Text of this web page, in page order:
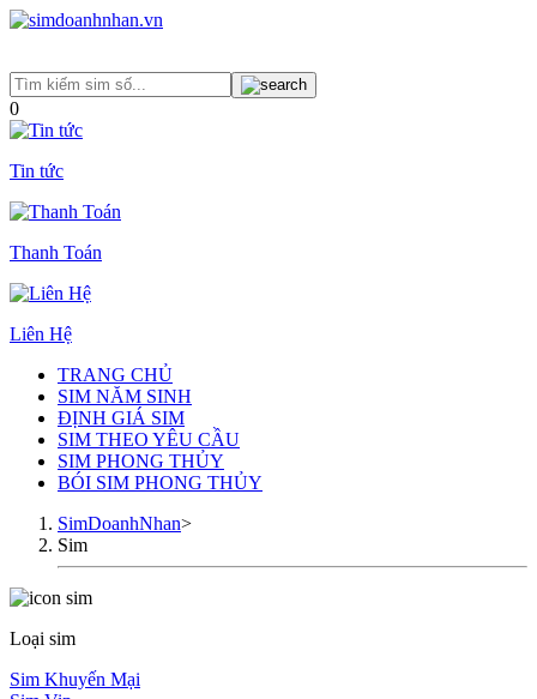
0
Tin tức
Thanh Toán
Liên Hệ
TRANG CHỦ
SIM NĂM SINH
ĐỊNH GIÁ SIM
SIM THEO YÊU CẦU
SIM PHONG THỦY
BÓI SIM PHONG THỦY
SimDoanhNhan>
Sim
Loại sim
Sim Khuyến Mại